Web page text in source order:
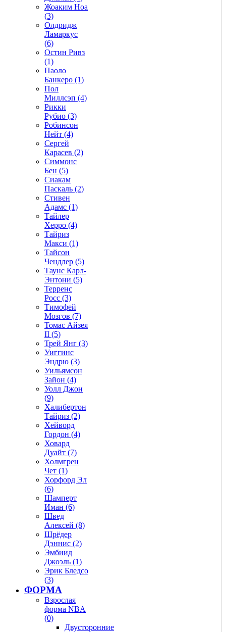
Жоаким Ноа
(3)
Олдридж
Ламаркус
(6)
Остин Ривз
(1)
Паоло
Банкеро (1)
Пол
Миллсэп (4)
Рикки
Рубио (3)
Робинсон
Нейт (4)
Сергей
Карасев (2)
Симмонс
Бен (5)
Сиакам
Паскаль (2)
Стивен
Адамс (1)
Тайлер
Херро (4)
Тайриз
Макси (1)
Тайсон
Чендлер (5)
Таунс Карл-
Энтони (5)
Терренс
Росс (3)
Тимофей
Мозгов (7)
Томас Айзея
II (5)
Трей Янг (3)
Уиггинс
Эндрю (3)
Уильямсон
Зайон (4)
Уолл Джон
(9)
Халибертон
Тайриз (2)
Хейворд
Гордон (4)
Ховард
Дуайт (7)
Холмгрен
Чет (1)
Хорфорд Эл
(6)
Шамперт
Иман (6)
Швед
Алексей (8)
Шрёдер
Дэннис (2)
Эмбиид
Джоэль (1)
Эрик Бледсо
(3)
ФОРМА
Взрослая
форма NBA
(0)
Двусторонние